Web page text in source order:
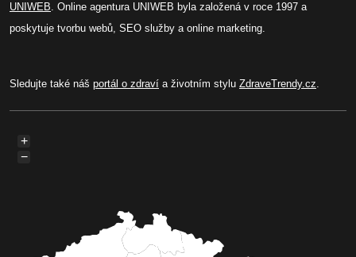
UNIWEB. Online agentura UNIWEB byla založená v roce 1997 a
poskytuje tvorbu webů, SEO služby a online marketing.
Sledujte také náš portál o zdraví a životním stylu ZdraveTrendy.cz.
+
−